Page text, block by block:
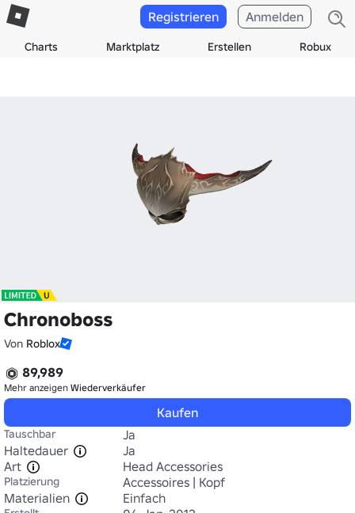
Charts Marktplatz Erstellen Robux
Registrieren Anmelden
Chronoboss
Von Roblox
89,989
Mehr anzeigen Wiederverkäufer
Kaufen
Tauschbar
Ja
Haltedauer
Ja
Art
Head Accessories
Platzierung
Accessoires | Kopf
Materialien
Einfach